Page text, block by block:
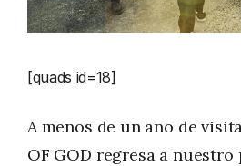
[quads id=18]
A menos de un año de
OF GOD regresa a nuestro